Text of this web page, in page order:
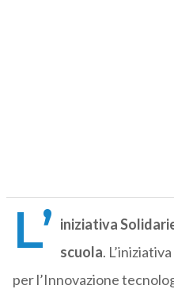
L’ iniziativa
scuola.
per l’Innovazione